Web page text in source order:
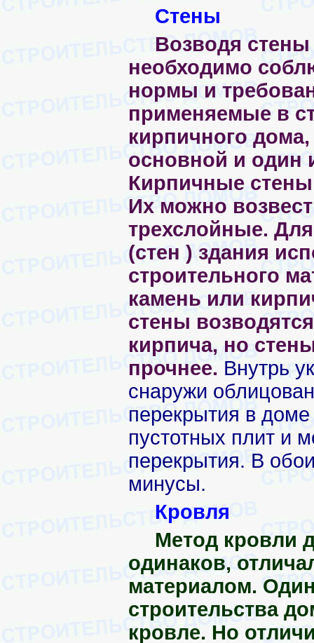
Стены
Возводя стены
необходимо
нормы и
применяемые в
кирпичного дома,
основной и один
Кирпичные стены
Их можно
трехслойные.
(стен ) здания
строительного
камень или
стены
кирпича, но
прочнее. Внутрь
снаружи
перекрытия в
пустотных плит и
перекрытия. В
минусы.
Кровля
Метод кровли
одинаков,
материалом.
строительства
кровле. Но